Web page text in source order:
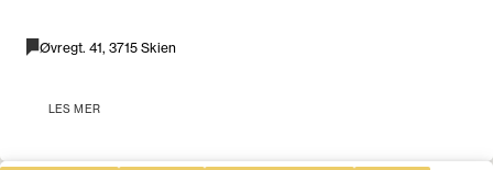
Øvregt. 41, 3715 Skien
LES MER